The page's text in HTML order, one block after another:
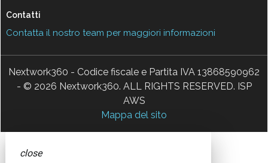
Contatti
Contatta il nostro team per maggiori informazioni
Nextwork360 - Codice fiscale e Partita IVA 13868590962
- © 2026 Nextwork360. ALL RIGHTS RESERVED. ISP
AWS
Mappa del sito
close